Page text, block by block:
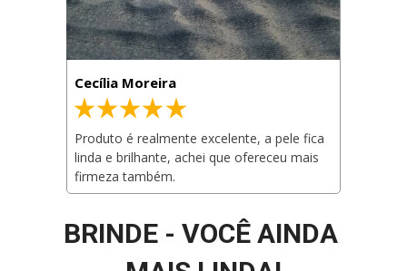
Produto é realmente excelente, a pele fica
linda e brilhante, achei que ofereceu mais
firmeza também.
Cecília Moreira
BRINDE - VOCÊ AINDA